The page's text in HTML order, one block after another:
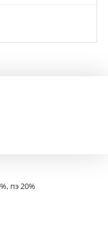
пэ 20%